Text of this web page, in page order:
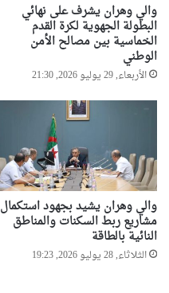
والي وهران يشرف على نهائي
البطولة الجهوية لكرة القدم
الخماسية بين مصالح الأمن
الوطني
الأربعاء, 29 يوليو 2026, 21:30
والي وهران يشيد بجهود استكمال
مشاريع ربط السكنات والمناطق
النائية بالطاقة
الثلاثاء, 28 يوليو 2026, 19:23